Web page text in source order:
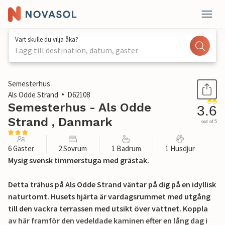
Vart skulle du vilja åka?
Lägg till destination, datum, gäster
1 / 18
Semesterhus
Als Odde Strand
D62108
Semesterhus - Als Odde
Strand , Danmark
3.6
out of 5
6 Gäster 2 Sovrum 1 Badrum 1 Husdjur
Mysig svensk timmerstuga med grästak.
Detta trähus på Als Odde Strand väntar på dig på en idyllisk
naturtomt. Husets hjärta är vardagsrummet med utgång
till den vackra terrassen med utsikt över vattnet. Koppla
av här framför den vedeldade kaminen efter en lång dag i